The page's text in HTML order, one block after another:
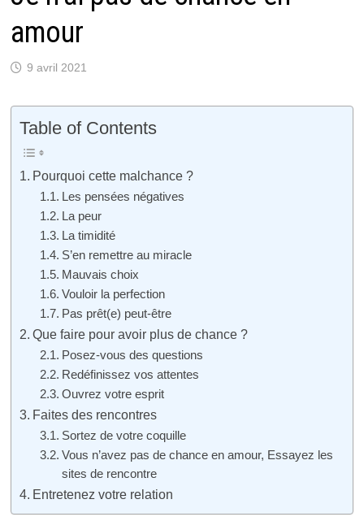
amour
9 avril 2021
Table of Contents
Pourquoi cette malchance ?
Les pensées négatives
La peur
La timidité
S’en remettre au miracle
Mauvais choix
Vouloir la perfection
Pas prêt(e) peut-être
Que faire pour avoir plus de chance ?
Posez-vous des questions
Redéfinissez vos attentes
Ouvrez votre esprit
Faites des rencontres
Sortez de votre coquille
Vous n’avez pas de chance en amour, Essayez les
sites de rencontre
Entretenez votre relation